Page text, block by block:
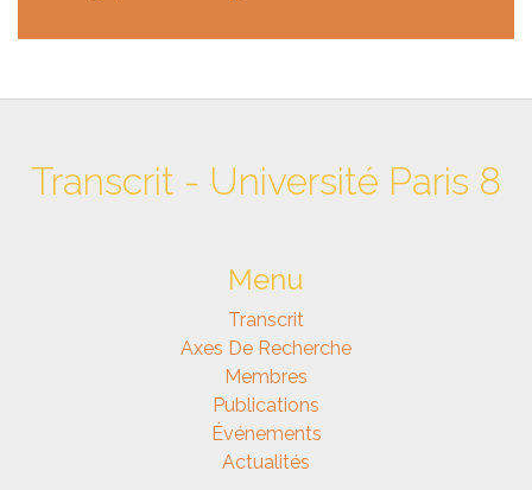
Transcrit - Université Paris 8
Menu
Transcrit
Axes De Recherche
Membres
Publications
Événements
Actualités